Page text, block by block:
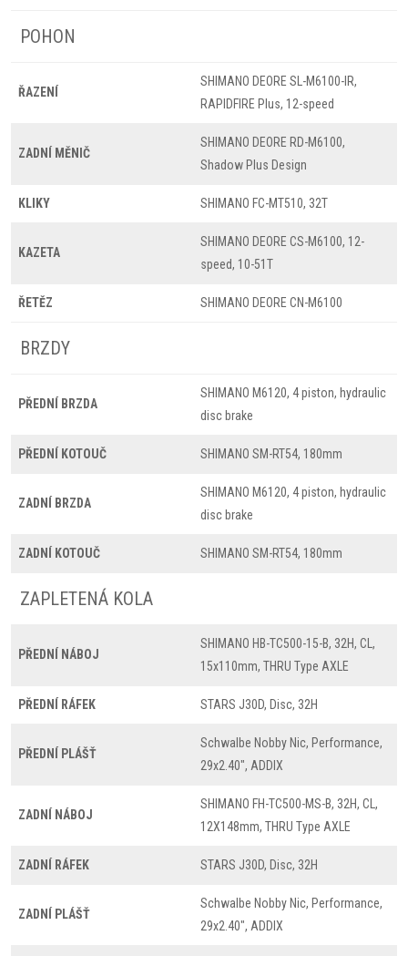
POHON
ŘAZENÍ
SHIMANO DEORE SL-M6100-IR,
RAPIDFIRE Plus, 12-speed
ZADNÍ MĚNIČ
SHIMANO DEORE RD-M6100,
Shadow Plus Design
KLIKY SHIMANO FC-MT510, 32T
KAZETA
SHIMANO DEORE CS-M6100, 12-
speed, 10-51T
ŘETĚZ SHIMANO DEORE CN-M6100
BRZDY
PŘEDNÍ BRZDA
SHIMANO M6120, 4 piston, hydraulic
disc brake
PŘEDNÍ KOTOUČ SHIMANO SM-RT54, 180mm
ZADNÍ BRZDA
SHIMANO M6120, 4 piston, hydraulic
disc brake
ZADNÍ KOTOUČ SHIMANO SM-RT54, 180mm
ZAPLETENÁ KOLA
PŘEDNÍ NÁBOJ
SHIMANO HB-TC500-15-B, 32H, CL,
15x110mm, THRU Type AXLE
PŘEDNÍ RÁFEK STARS J30D, Disc, 32H
PŘEDNÍ PLÁŠŤ
Schwalbe Nobby Nic, Performance,
29x2.40", ADDIX
ZADNÍ NÁBOJ
SHIMANO FH-TC500-MS-B, 32H, CL,
12X148mm, THRU Type AXLE
ZADNÍ RÁFEK STARS J30D, Disc, 32H
ZADNÍ PLÁŠŤ
Schwalbe Nobby Nic, Performance,
29x2.40", ADDIX